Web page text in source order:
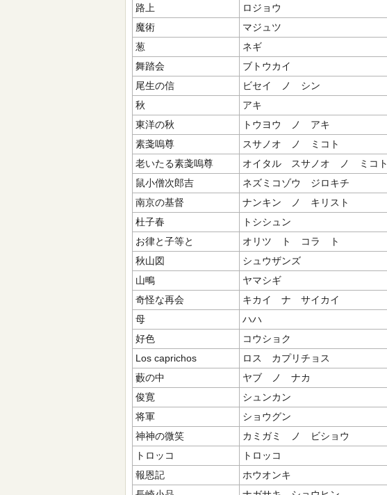
路上
ロジョウ
魔術
マジュツ
葱
ネギ
舞踏会
ブトウカイ
尾生の信
ビセイ ノ シン
秋
アキ
東洋の秋
トウヨウ ノ アキ
素戔嗚尊
スサノオ ノ ミコト
老いたる素戔嗚尊
オイタル スサノオ ノ ミコト
鼠小僧次郎吉
ネズミコゾウ ジロキチ
南京の基督
ナンキン ノ キリスト
杜子春
トシシュン
お律と子等と
オリツ ト コラ ト
秋山図
シュウザンズ
山鴫
ヤマシギ
奇怪な再会
キカイ ナ サイカイ
母
ハハ
好色
コウショク
Los caprichos
ロス カプリチョス
藪の中
ヤブ ノ ナカ
俊寛
シュンカン
将軍
ショウグン
神神の微笑
カミガミ ノ ビショウ
トロッコ
トロッコ
報恩記
ホウオンキ